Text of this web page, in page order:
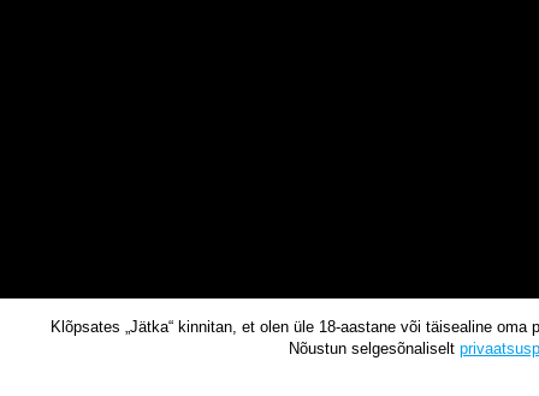
Klõpsates „Jätka“ kinnitan, et olen üle 18-aastane või täisealine oma
Nõustun selgesõnaliselt